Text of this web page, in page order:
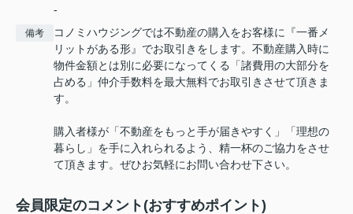
-
備考
コノミハウジングでは不動産の購入をお客様に『一番メ
リットがある形』でお取引きをします。不動産購入時に
物件金額とは別に必要になってくる「諸費用の大部分を
占める」仲介手数料を最大無料でお取引きさせて頂きま
す。
購入者様が「不動産をもっと手が届きやすく」「理想の
暮らし」を手に入れられるよう、精一杯のご協力をさせ
て頂きます。ぜひお気軽にお問い合わせ下さい。
会員限定のコメント(おすすめポイント)